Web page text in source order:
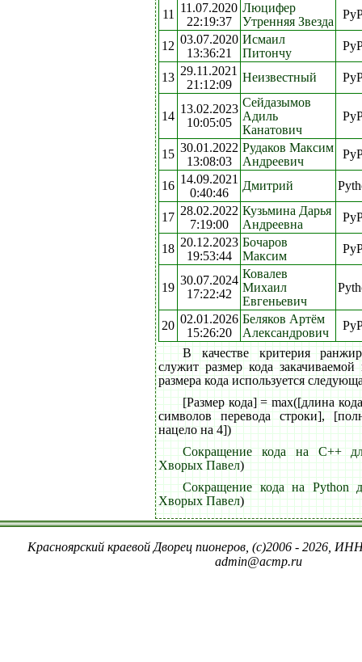
11
11.07.2020
22:19:37
Люцифер
Утренняя Звезда
12 03.07.2020
13:36:21
Исмаил
Питончу
13 29.11.2021
21:12:09
Неизвестный
14
13.02.2023
10:05:05
Сейдазымов
Адиль
Канатович
15 30.01.2022
13:08:03
Рудаков Максим
Андреевич
16 14.09.2021
0:40:46
Дмитрий
17 28.02.2022
7:19:00
Кузьмина Дарья
Андреевна
18 20.12.2023
19:53:44
Бочаров
Максим
19
30.07.2024
17:22:42
Ковалев
Михаил
Евгеньевич
20 02.01.2026
15:26:20
Беляков Артём
Александрович
В качестве критерия
служит размер кода
размера кода используется
[Размер кода] = max([длина
символов перевода строки],
нацело на 4])
Сокращение кода на C++
Хворых Павел)
Сокращение кода на Python
Хворых Павел)
Красноярский краевой Дворец пионеров, (c)2006 - 2026,
admin@acmp.ru